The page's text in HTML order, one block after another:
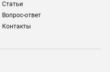
Статьи
Вопрос-ответ
Контакты